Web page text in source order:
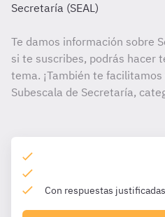
Secretaría (SEAL)
Te damos información sobre
si te suscribes, podrás hacer
tema. ¡También te
Subescala de Secretaría,
Con respuestas justificadas